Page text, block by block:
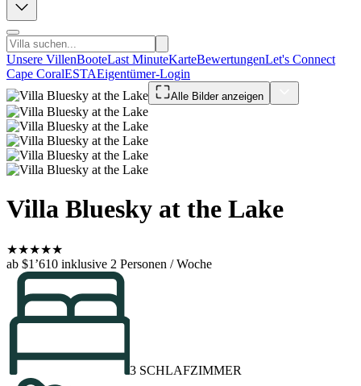
Unsere VillenBooteLast MinuteKarteBewertungenLet's Connect
Cape CoralESTAEigentümer-Login
Alle Bilder anzeigen
Villa Bluesky at the Lake
★★★★★
ab $1’610 inklusive 2 Personen / Woche
3 SCHLAFZIMMER